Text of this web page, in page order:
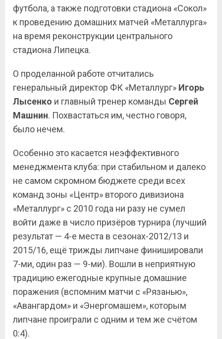
футбола, а также подготовки стадиона «Сокол»
к проведению домашних матчей «Металлурга»
на время реконструкции центрального
стадиона Липецка.
О проделанной работе отчитались
генеральный директор ФК «Металлург» Игорь
Лысенко и главный тренер команды Сергей
Машнин. Похвастаться им, честно говоря,
было нечем.
Особенно это касается неэффективного
менеджмента клуба: при стабильном и далеко
не самом скромном бюджете среди всех
команд зоны «Центр» второго дивизиона
«Металлург» с 2010 года ни разу не сумел
войти даже в число призёров турнира (лучший
результат — 4-е места в сезонах-2012/13 и
2015/16, ещё трижды липчане финишировали
7-ми, один раз — 9-ми). Вошли в неприятную
традицию ежегодные крупные домашние
поражения (вспомним матчи с «Рязанью»,
«Авангардом» и «Энергомашем», которым
липчане проиграли с одним и тем же счётом
0:4).